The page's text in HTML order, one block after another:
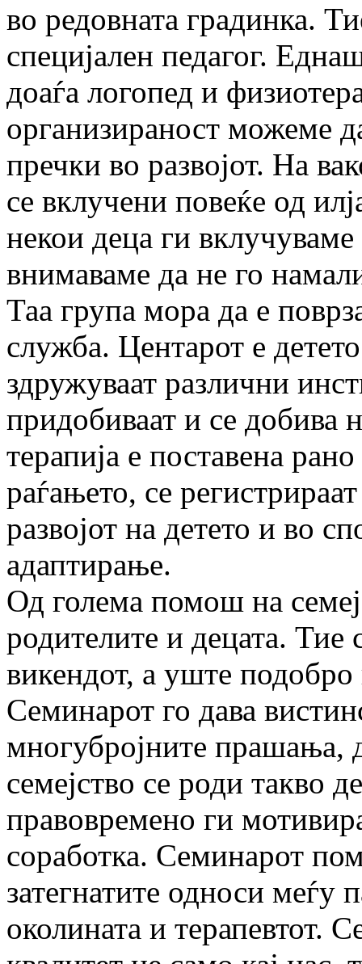
во редовната градинка.
специјален педагог.
доаѓа логопед и
организираност можеме
пречки во развојот. На
се вклучени повеќе од
некои деца ги
внимаваме да не го
Таа група мора да е
служба. Центарот е
здружуваат различни
придобиваат и се добива
терапија е поставена
раѓањето, се
развојот на детето и во
адаптирање.
Од голема помош на
родителите и децата. Тие
викендот, а уште подобро
Семинарот го дава
многубројните прашања,
семејство се роди такво
правовремено ги
соработка. Семинарот
затегнатите односи меѓу
околината и терапевтот.